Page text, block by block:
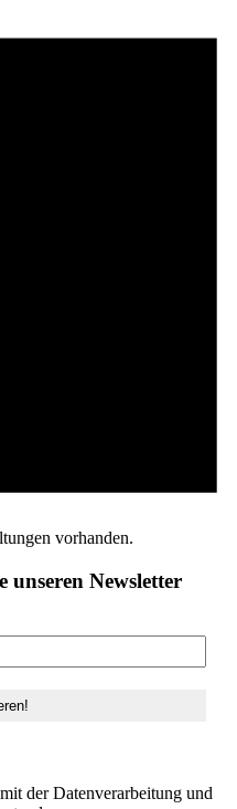
vorhanden.
Newsletter
der Datenverarbeitung und